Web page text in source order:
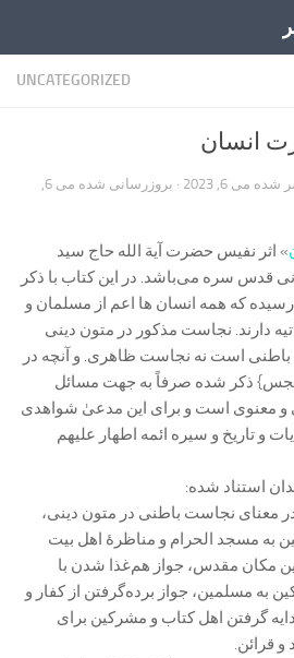
UNCATEGORIZED
انسان
شده می 6, 2023 · بروزرسانی شده
می 6,
» اثر نفیس حضرت آیة الله حاج سید
سره می‌باشد. در این کتاب با ذکر
رسیده که همه انسان ها اعم از مسلمان و
دارند. نجاست مذکور در متون دینی
است نه نجاست ظاهری. و آنچه در
نجس} ذکر شده صرفاً به جهت مسائل
معنوی است و برای این مدعیٰ شواهدی
و تاریخ و سیره ائمه اطهار علیهم
استناد شده:
نجاست باطنی در متون دینی،
به مسجد الحرام و مناظرۀ اهل بیت
مکان مقدس، جواز هم‌غذا شدن با
به مسلمین، جواز برده‌گرفتن از کفار و
گرفتن اهل کتاب و مشرکین برای
قرائن.